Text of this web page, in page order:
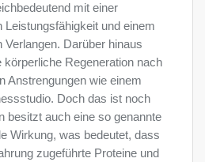
mit einer
Leistungsfähigkeit und einem
Verlangen. Darüber hinaus
körperliche Regeneration nach
Anstrengungen wie einem
Doch das ist noch
besitzt auch eine so genannte
Wirkung, was bedeutet, dass
zugeführte Proteine und